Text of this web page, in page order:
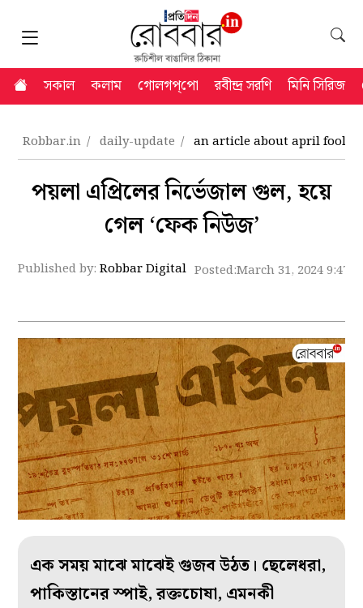
সকাল কলাম গোলগপ্‌পো রবীন্দ্র সরণি মিনি সিরিজ
Robbar.in daily-update an article about april fools
পয়লা এপ্রিলের নির্ভেজাল গুল, হয়ে
গেল ‘ফেক নিউজ’
Published by:Robbar Digital Posted:March 31, 2024 9:47
এক সময় মাঝে মাঝেই গুজব উঠত। ছেলেধরা,
পাকিস্তানের স্পাই, রক্তচোষা, এমনকী